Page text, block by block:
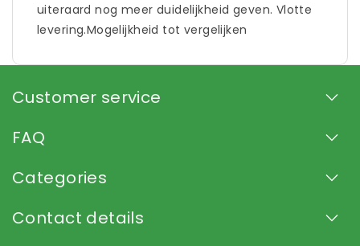
uiteraard nog meer duidelijkheid geven. Vlotte
levering.Mogelijkheid tot vergelijken
Customer service
FAQ
Categories
Contact details